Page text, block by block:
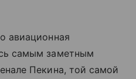
авиационная
самым заметным
Пекина, той самой